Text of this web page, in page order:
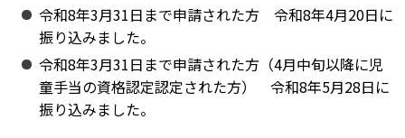
令和8年3月31日まで申請された方 令和8年4月20日に
振り込みました。
令和8年3月31日まで申請された方（4月中旬以降に児
童手当の資格認定認定された方） 令和8年5月28日に
振り込みました。